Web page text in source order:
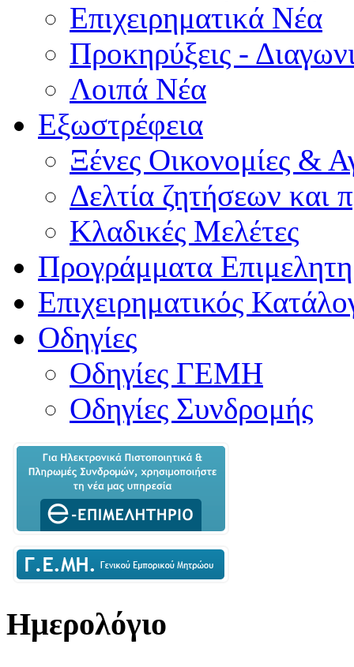
Επιχειρηματικά Νέα
Προκηρύξεις -
Λοιπά Νέα
Εξωστρέφεια
Ξένες Οικονομίες &
Δελτία ζητήσεων
Κλαδικές Μελέτες
Προγράμματα
Επιχειρηματικός
Οδηγίες
Οδηγίες ΓΕΜΗ
Οδηγίες Συνδρομής
Ημερολόγιο